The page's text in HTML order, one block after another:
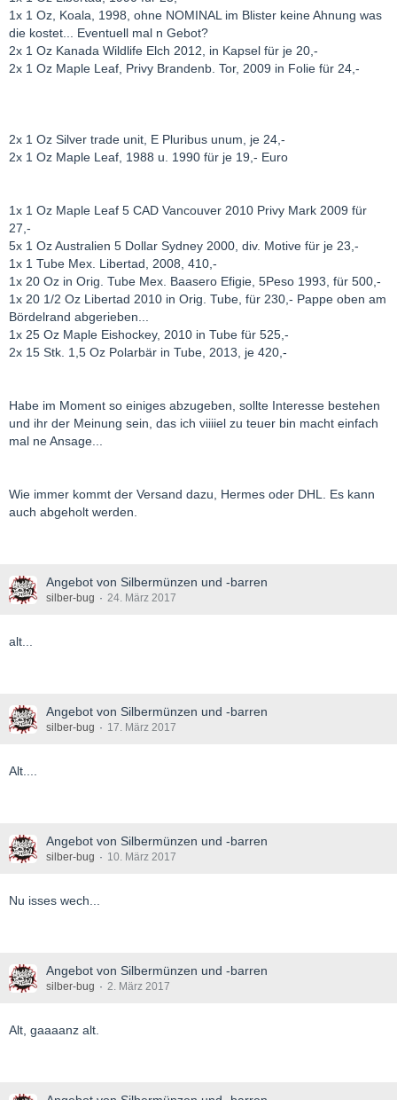
1x 1 Oz, Koala, 1998, ohne NOMINAL im Blister keine Ahnung was
die kostet... Eventuell mal n Gebot?
2x 1 Oz Kanada Wildlife Elch 2012, in Kapsel für je 20,-
2x 1 Oz Maple Leaf, Privy Brandenb. Tor, 2009 in Folie für 24,-
2x 1 Oz Silver trade unit, E Pluribus unum, je 24,-
2x 1 Oz Maple Leaf, 1988 u. 1990 für je 19,- Euro
1x 1 Oz Maple Leaf 5 CAD Vancouver 2010 Privy Mark 2009 für
27,-
5x 1 Oz Australien 5 Dollar Sydney 2000, div. Motive für je 23,-
1x 1 Tube Mex. Libertad, 2008, 410,-
1x 20 Oz in Orig. Tube Mex. Baasero Efigie, 5Peso 1993, für 500,-
1x 20 1/2 Oz Libertad 2010 in Orig. Tube, für 230,- Pappe oben am
Bördelrand abgerieben...
1x 25 Oz Maple Eishockey, 2010 in Tube für 525,-
2x 15 Stk. 1,5 Oz Polarbär in Tube, 2013, je 420,-
Habe im Moment so einiges abzugeben, sollte Interesse bestehen
und ihr der Meinung sein, das ich viiiiel zu teuer bin macht einfach
mal ne Ansage...
Wie immer kommt der Versand dazu, Hermes oder DHL. Es kann
auch abgeholt werden.
Angebot von Silbermünzen und -barren
silber-bug 24. März 2017
alt...
Angebot von Silbermünzen und -barren
silber-bug 17. März 2017
Alt....
Angebot von Silbermünzen und -barren
silber-bug 10. März 2017
Nu isses wech...
Angebot von Silbermünzen und -barren
silber-bug 2. März 2017
Alt, gaaaanz alt.